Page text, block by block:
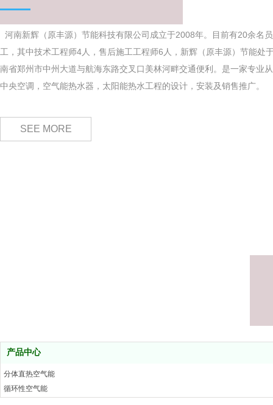
河南新辉（原丰源）节能科技有限公司成立于2008年。目前有20余名员
工，其中技术工程师4人，售后施工工程师6人，新辉（原丰源）节能处
南省郑州市中州大道与航海东路交叉口美林河畔交通便利。是一家专业
中央空调，空气能热水器，太阳能热水工程的设计，安装及销售推广。
SEE MORE
产品中心
分体直热空气能
循环性空气能